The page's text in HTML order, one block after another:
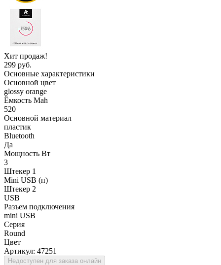
Хит продаж!
299 руб.
Основные характеристики
Основной цвет
glossy orange
Ёмкость Mah
520
Основной материал
пластик
Bluetooth
Да
Мощность Вт
3
Штекер 1
Mini USB (п)
Штекер 2
USB
Разъем подключения
mini USB
Серия
Round
Цвет
Артикул: 47251
Недоступен для заказа онлайн